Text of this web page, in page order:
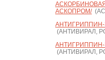
АСКОПРОМ/
(АНТИВИРАЛ,
(АНТИВИРАЛ,